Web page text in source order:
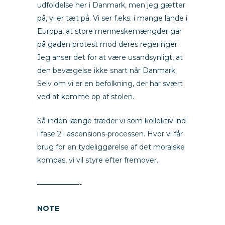
udfoldelse her i Danmark, men jeg gætter
på, vi er tæt på. Vi ser f.eks. i mange lande i
Europa, at store menneskemængder går
på gaden protest mod deres regeringer.
Jeg anser det for at være usandsynligt, at
den bevægelse ikke snart når Danmark.
Selv om vi er en befolkning, der har svært
ved at komme op af stolen.
Så inden længe træder vi som kollektiv ind
i fase 2 i ascensions-processen. Hvor vi får
brug for en tydeliggørelse af det moralske
kompas, vi vil styre efter fremover.
——————-
NOTE